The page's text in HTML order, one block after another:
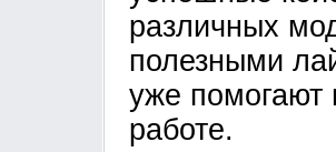
различных
полезными
уже помогают
работе.